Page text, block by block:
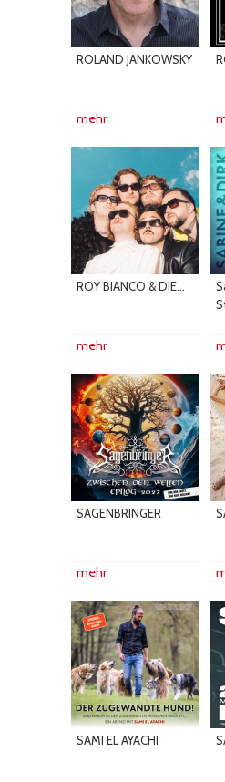
ROLAND JANKOWSKY
mehr
ROY BIANCO & DIE...
mehr
SAGENBRINGER
mehr
SAMI EL AYACHI